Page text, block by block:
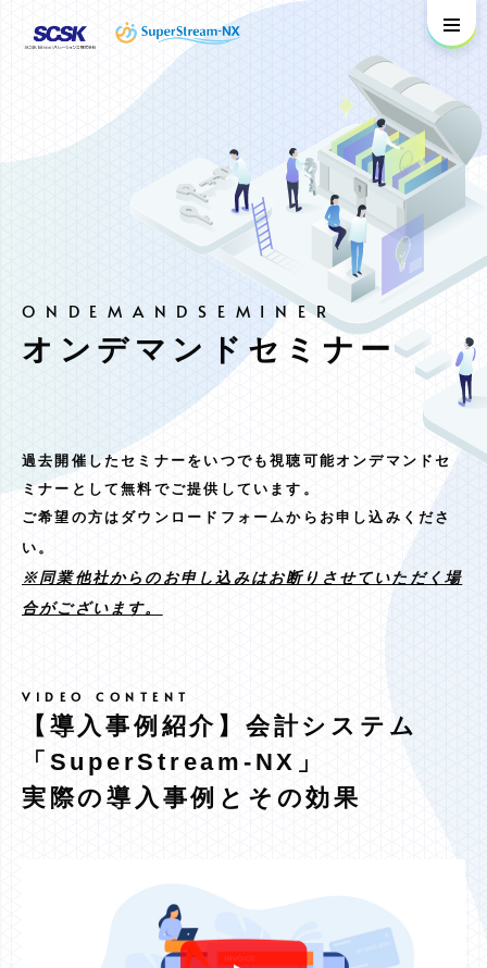
オンデマンドセミナー
過去開催したセミナーをいつでも視聴可能オンデマンドセ
ミナーとして無料でご提供しています。
ご希望の方はダウンロードフォームからお申し込みくださ
い。
※同業他社からのお申し込みはお断りさせていただく場
合がございます。
【導入事例紹介】会計システム
「SuperStream-NX」
実際の導入事例とその効果